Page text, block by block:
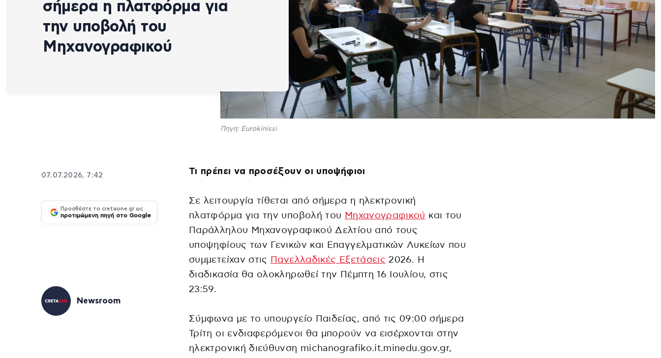
σήμερα η πλατφόρμα για
την υποβολή του
Μηχανογραφικού
Πηγή: Eurokinissi
07.07.2026, 7:42
Προσθέστε το cretaone.gr ως
προτιμώμενη πηγή στο Google
Newsroom
Τι πρέπει να προσέξουν οι υποψήφιοι
Σε λειτουργία τίθεται από σήμερα η ηλεκτρονική
πλατφόρμα για την υποβολή του Μηχανογραφικού και του
Παράλληλου Μηχανογραφικού Δελτίου από τους
υποψηφίους των Γενικών και Επαγγελματικών Λυκείων που
συμμετείχαν στις
Πανελλαδικές Εξετάσεις 2026. Η
διαδικασία θα ολοκληρωθεί την Πέμπτη 16 Ιουλίου, στις
23:59.
Σύμφωνα με το υπουργείο Παιδείας, από τις 09:00 σήμερα
Τρίτη οι ενδιαφερόμενοι θα μπορούν να εισέρχονται στην
ηλεκτρονική διεύθυνση michanografiko.it.minedu.gov.gr,